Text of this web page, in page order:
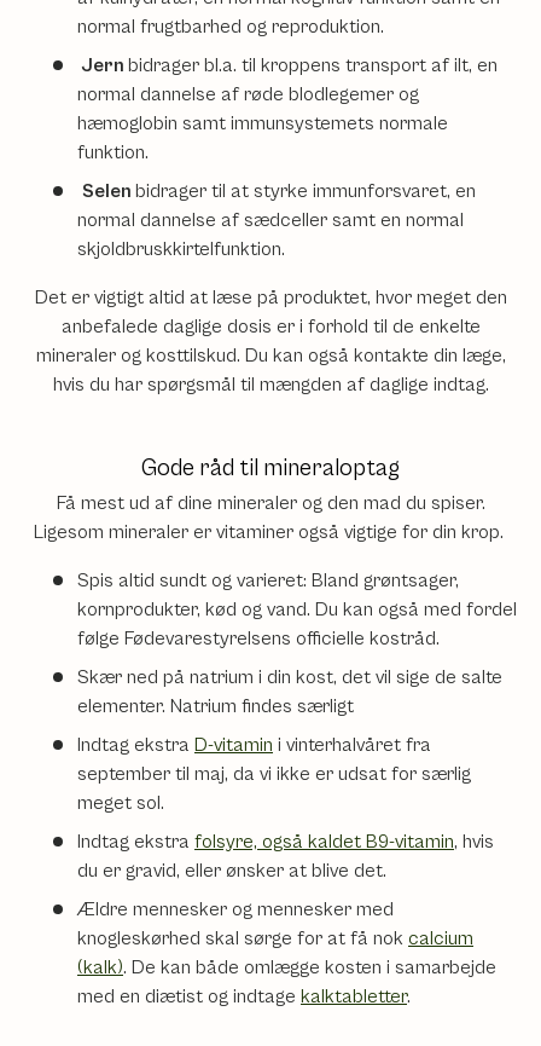
normal frugtbarhed og reproduktion.
Jern bidrager bl.a. til kroppens transport af ilt, en
normal dannelse af røde blodlegemer og
hæmoglobin samt immunsystemets normale
funktion.
Selen bidrager til at styrke immunforsvaret, en
normal dannelse af sædceller samt en normal
skjoldbruskkirtelfunktion.
Det er vigtigt altid at læse på produktet, hvor meget den
anbefalede daglige dosis er i forhold til de enkelte
mineraler og kosttilskud. Du kan også kontakte din læge,
hvis du har spørgsmål til mængden af daglige indtag.
Gode råd til mineraloptag
Få mest ud af dine mineraler og den mad du spiser.
Ligesom mineraler er vitaminer også vigtige for din krop.
Spis altid sundt og varieret: Bland grøntsager,
kornprodukter, kød og vand. Du kan også med fordel
følge Fødevarestyrelsens officielle kostråd.
Skær ned på natrium i din kost, det vil sige de salte
elementer. Natrium findes særligt
Indtag ekstra D-vitamin i vinterhalvåret fra
september til maj, da vi ikke er udsat for særlig
meget sol.
Indtag ekstra folsyre, også kaldet B9-vitamin, hvis
du er gravid, eller ønsker at blive det.
Ældre mennesker og mennesker med
knogleskørhed skal sørge for at få nok calcium
(kalk). De kan både omlægge kosten i samarbejde
med en diætist og indtage kalktabletter.